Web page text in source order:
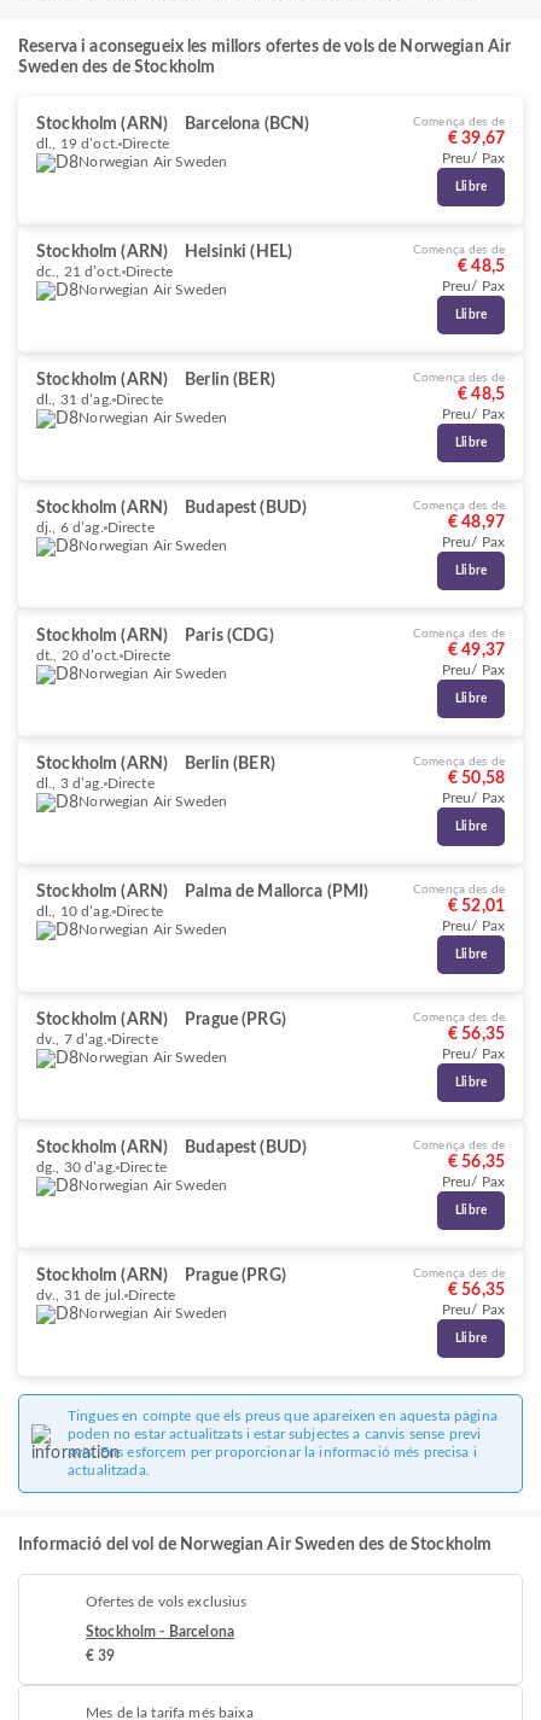
Reserva i aconsegueix les millors ofertes de vols de Norwegian Air
Sweden des de Stockholm
Stockholm (ARN) Barcelona (BCN)
dl., 19 d’oct. Directe
Norwegian Air Sweden
Comença des de
€ 39,67
Preu/ Pax
Llibre
Stockholm (ARN) Helsinki (HEL)
dc., 21 d’oct. Directe
Norwegian Air Sweden
Comença des de
€ 48,5
Preu/ Pax
Llibre
Stockholm (ARN) Berlin (BER)
dl., 31 d’ag. Directe
Norwegian Air Sweden
Comença des de
€ 48,5
Preu/ Pax
Llibre
Stockholm (ARN) Budapest (BUD)
dj., 6 d’ag. Directe
Norwegian Air Sweden
Comença des de
€ 48,97
Preu/ Pax
Llibre
Stockholm (ARN) Paris (CDG)
dt., 20 d’oct. Directe
Norwegian Air Sweden
Comença des de
€ 49,37
Preu/ Pax
Llibre
Stockholm (ARN) Berlin (BER)
dl., 3 d’ag. Directe
Norwegian Air Sweden
Comença des de
€ 50,58
Preu/ Pax
Llibre
Stockholm (ARN) Palma de Mallorca (PMI)
dl., 10 d’ag. Directe
Norwegian Air Sweden
Comença des de
€ 52,01
Preu/ Pax
Llibre
Stockholm (ARN) Prague (PRG)
dv., 7 d’ag. Directe
Norwegian Air Sweden
Comença des de
€ 56,35
Preu/ Pax
Llibre
Stockholm (ARN) Budapest (BUD)
dg., 30 d’ag. Directe
Norwegian Air Sweden
Comença des de
€ 56,35
Preu/ Pax
Llibre
Stockholm (ARN) Prague (PRG)
dv., 31 de jul. Directe
Norwegian Air Sweden
Comença des de
€ 56,35
Preu/ Pax
Llibre
Tingues en compte que els preus que apareixen en aquesta pàgina
poden no estar actualitzats i estar subjectes a canvis sense previ
avís. Ens esforcem per proporcionar la informació més precisa i
actualitzada.
Informació del vol de Norwegian Air Sweden des de Stockholm
Ofertes de vols exclusius
Stockholm - Barcelona
€ 39
Mes de la tarifa més baixa